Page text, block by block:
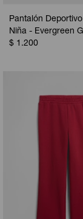
Pantalón
Niña - Evergreen
$ 1.200